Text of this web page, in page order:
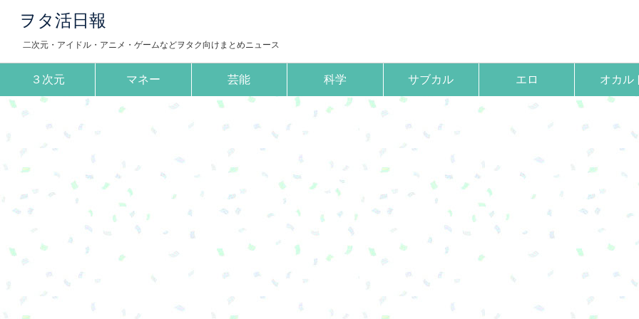
ヲタ活日報
二次元・アイドル・アニメ・ゲームなどヲタク向けまとめニュース
３次元 マネー 芸能 科学 サブカル エロ オカル